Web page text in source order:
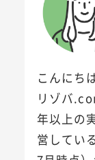
こんにち
リゾバ
年以上の
営してい